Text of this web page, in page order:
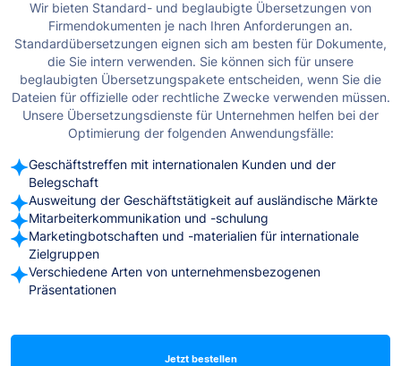
Wir bieten Standard- und beglaubigte Übersetzungen von
Firmendokumenten je nach Ihren Anforderungen an.
Standardübersetzungen eignen sich am besten für Dokumente,
die Sie intern verwenden. Sie können sich für unsere
beglaubigten Übersetzungspakete entscheiden, wenn Sie die
Dateien für offizielle oder rechtliche Zwecke verwenden müssen.
Unsere Übersetzungsdienste für Unternehmen helfen bei der
Optimierung der folgenden Anwendungsfälle:
Geschäftstreffen mit internationalen Kunden und der
Belegschaft
Ausweitung der Geschäftstätigkeit auf ausländische Märkte
Mitarbeiterkommunikation und -schulung
Marketingbotschaften und -materialien für internationale
Zielgruppen
Verschiedene Arten von unternehmensbezogenen
Präsentationen
Jetzt bestellen